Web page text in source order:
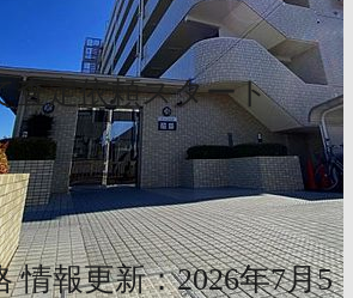
査定依頼スタート
情報更新：2026年7月5